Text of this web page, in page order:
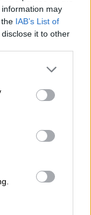
information may
IAB’s List of
it to other
or more Google
You may click to
party tags to
in below Google
laadit